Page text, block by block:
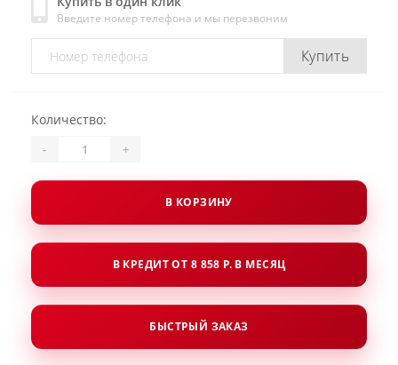
Введите номер телефона и мы перезвоним
Купить
Количество:
- +
В КОРЗИНУ
В КРЕДИТ ОТ 8 858 Р. В МЕСЯЦ
БЫСТРЫЙ ЗАКАЗ